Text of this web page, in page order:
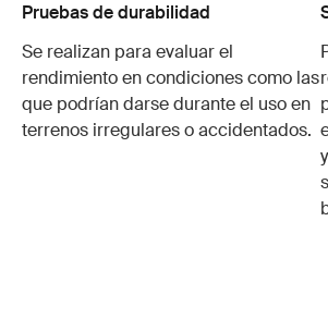
Pruebas de durabilidad
Se realizan para evaluar el
rendimiento en condiciones como las
que podrían darse durante el uso en
terrenos irregulares o accidentados.